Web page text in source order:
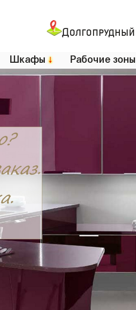
Долгопрудный
Шкафы↓ Рабочие зоны